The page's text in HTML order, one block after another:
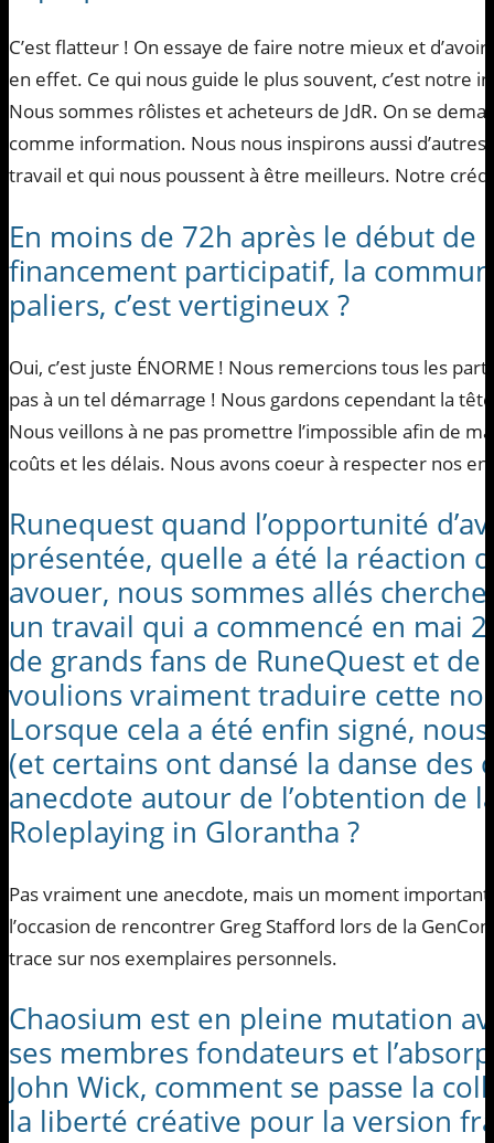
C’est flatteur ! On essaye de faire notre mieux et
en effet. Ce qui nous guide le plus souvent, c’est notre
Nous sommes rôlistes et acheteurs de JdR. On se
comme information. Nous nous inspirons aussi
travail et qui nous poussent à être meilleurs. Notre
En moins de 72h après le début de
financement participatif, la
paliers, c’est vertigineux ?
Oui, c’est juste ÉNORME ! Nous remercions tous les
pas à un tel démarrage ! Nous gardons cependant la
Nous veillons à ne pas promettre l’impossible afin de
coûts et les délais. Nous avons coeur à respecter nos
Runequest quand l’opportunité
présentée, quelle a été la réaction
avouer, nous sommes allés
un travail qui a commencé en mai
de grands fans de RuneQuest et
voulions vraiment traduire cette
Lorsque cela a été enfin signé,
(et certains ont dansé la danse des
anecdote autour de l’obtention de
Roleplaying in Glorantha ?
Pas vraiment une anecdote, mais un moment
l’occasion de rencontrer Greg Stafford lors de la
trace sur nos exemplaires personnels.
Chaosium est en pleine mutation
ses membres fondateurs et
John Wick, comment se passe la
la liberté créative pour la version